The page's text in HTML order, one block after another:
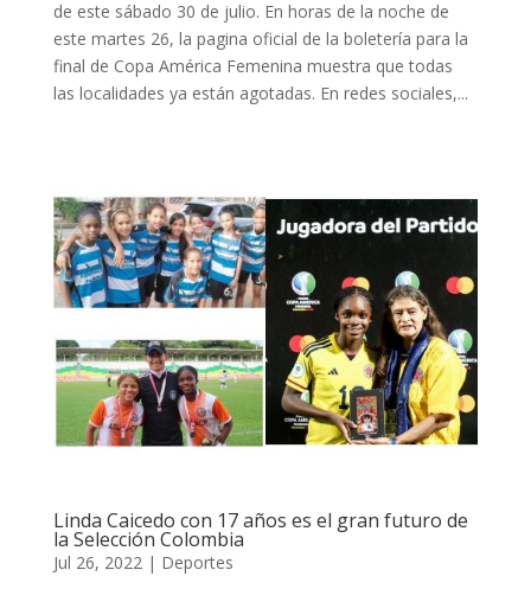
de este sábado 30 de julio. En horas de la noche de
este martes 26, la pagina oficial de la boletería para la
final de Copa América Femenina muestra que todas
las localidades ya están agotadas. En redes sociales,...
Linda Caicedo con 17 años es el gran futuro de
la Selección Colombia
Jul 26, 2022| Deportes